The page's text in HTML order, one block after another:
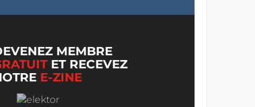
MEMBRE
ET RECEVEZ
E-ZINE